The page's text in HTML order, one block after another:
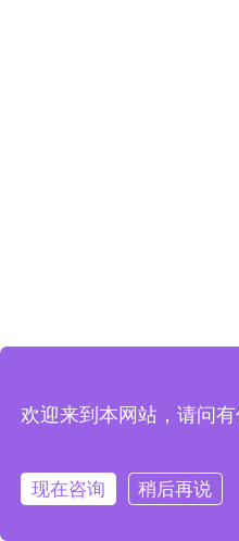
欢迎来到本网站，请问
现在咨询 稍后再说